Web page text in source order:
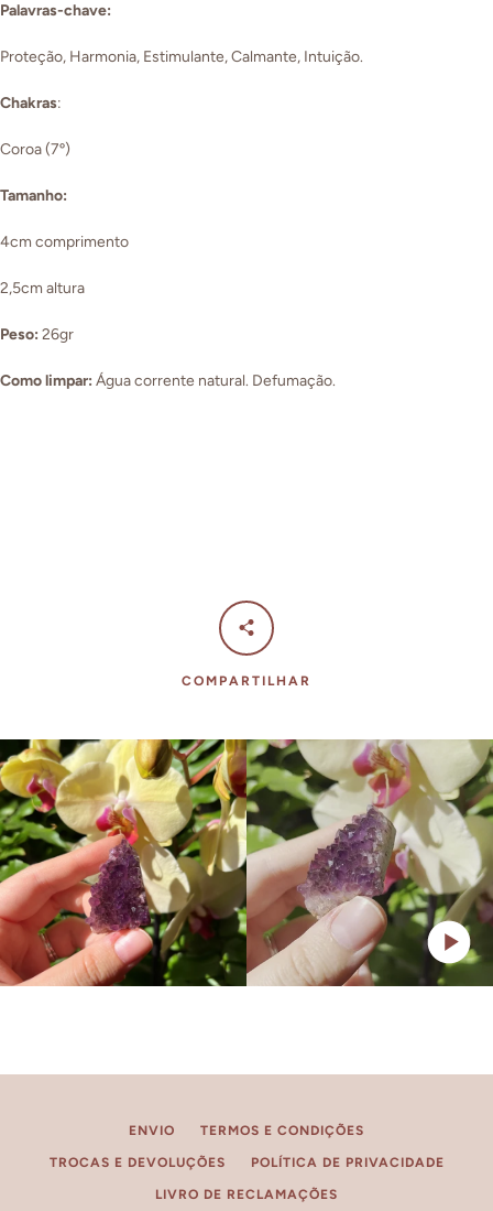
Palavras-chave:
Proteção, Harmonia, Estimulante, Calmante, Intuição.
Chakras:
Coroa (7º)
Tamanho:
4cm comprimento
2,5cm altura
Peso: 26gr
Como limpar: Água corrente natural. Defumação.
COMPARTILHAR
ENVIO TERMOS E CONDIÇÕES
TROCAS E DEVOLUÇÕES POLÍTICA DE PRIVACIDADE
LIVRO DE RECLAMAÇÕES